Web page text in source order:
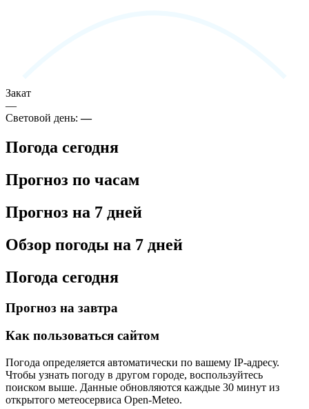
Закат
—
Световой день:—
Погода сегодня
Прогноз по часам
Прогноз на 7 дней
Обзор погоды на 7 дней
Погода сегодня
Прогноз на завтра
Как пользоваться сайтом
Погода определяется автоматически по вашему IP-адресу.
Чтобы узнать погоду в другом городе, воспользуйтесь
поиском выше. Данные обновляются каждые 30 минут из
открытого метеосервиса Open-Meteo.